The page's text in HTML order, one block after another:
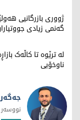
گەنمی زیادی
لە ترێوە تا کاڵەک
ناوخۆیی
نووسەر